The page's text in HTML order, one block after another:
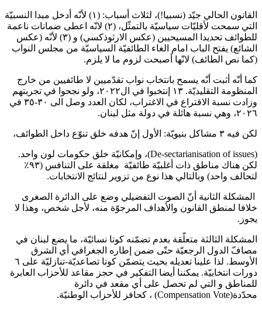
القانون الحالي جيّد (نسبيا!)، لثلاث أسباب: (١) لأنّه أدخل مبدا النسبيّة
التي سمحت لأقليّات سياسيّة بالتمثّل، (٢) لانّه اعطى ضمانات ناعمة
للطوائف تحديدا المسيحيين (عكس الارثوذكسي) و (٣) لأنّه (عكس
الشائع) يفتح الباب امام الغاء الطائفيّة السياسيّة من مجلس النواب
(كما نص الطائف) لانّها أصبحت لزوم ما لا يلزم.
كما أنّه أثبت أنّه يسمح بانتخاب نواب تقدّميين لا طائفيين من خارج
المنظومة التقليديّة. ١٣ إنتخبوا في ال٢٠٢٢، ولو نجحوا في تجربتهم
وزادت نسبة الاقتراع في الاغتراب، لكان العدد وصل الى ٣٠-٣٥ في
٢٠٢٦، وهي نسبة هائلة في دولة مثل لبنان.
لكن فيه ٣ مشاكل بنيويّة: الأول إنّ هدفه خلق تنوّع داخل الطوائف،
(De-sectarianisation of issues)، وإمكانيّة خلق حكومات لون واحد.
لكن هناك مناطق ذات أغلبيّة طائفيّة مغلقة على التنافس (٩٣٪
لتحالف واحد) وبالتالي هذا نوع من تزوير لنتائج الانتخابات.
المشكلة الثانية أنّ الصوت التفضيلي وضع على الدائرة الصغرى
خلافا لمنطق القانون والأهداف المرجوّة منه، لأجل شخص، وهذا لا
يجوز.
المشكلة الثالثة متعلّقة بعدم تضمّنه كوتا نسائيّة، ما يضع لبنان في
مصافّ الدول الرجعيّة حتّى ضمن إطاره الجغرافي أي الشرق
الأوسط. لذا علينا تعديله بحيث يتضمّن كوتا تصاعديّة-تنازليّة على ٦
دورات انتخابيّة. يمكننا أيضا التفكير في حجز مقاعد للأحزاب العابرة
للمناطق و التي لم تحصل على أي مقعد في دائرة
محدّدة(Compensation Vote) ، كحافز للأحزاب الوطنيّة.